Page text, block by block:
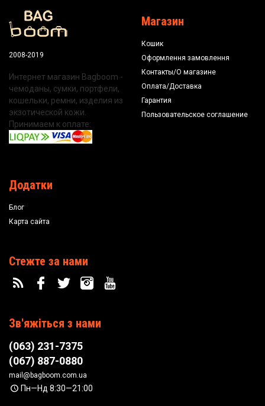
2008-2019
Интернет магазин Bagboom -
чемоданы, сумки, портфели,
кошельки, ремни, изделия из
экзотической кожи.
Принимаем к оплате:
Магазин
Кошик
Оформлення замовлення
Контакты/О магазине
Оплата/Доставка
Гарантия
Пользовательское соглашение
Додатки
Блог
Карта сайта
Стежте за нами
Зв'яжіться з нами
(063) 231-7375
(067) 887-0880
mail@bagboom.com.ua
Пн—Нд 8:30—21:00